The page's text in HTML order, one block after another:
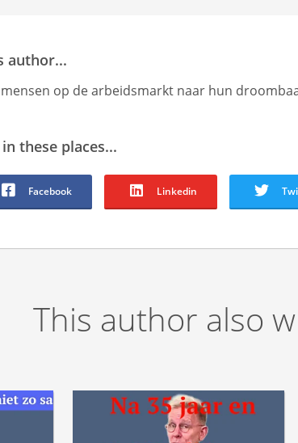
author...
op de arbeidsmarkt naar hun
these places...
Facebook Linkedin
This author also